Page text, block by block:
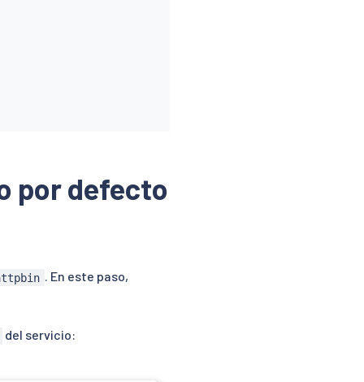
por defecto
. En este paso,
del servicio: